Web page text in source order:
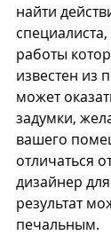
найти
работы
известен из
может
задумки,
вашего
отличаться
дизайнер
результат
печальным.